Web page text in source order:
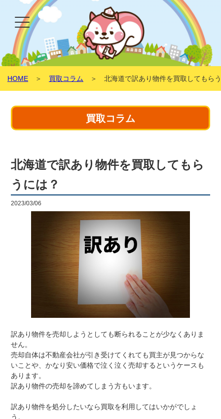
HOME ＞ 買取コラム ＞ 北海道で訳あり物件を買取してもら
買取コラム
北海道で訳あり物件を買取してもら
うには？
2023/03/06
訳あり物件を売却しようとしても断られることが少なくありま
せん。
売却自体は不動産会社が引き受けてくれても買主が見つからな
いことや、かなり安い価格で泣く泣く売却するというケースも
あります。
訳あり物件の売却を諦めてしまう方もいます。
訳あり物件を処分したいなら買取を利用してはいかがでしょ
う。